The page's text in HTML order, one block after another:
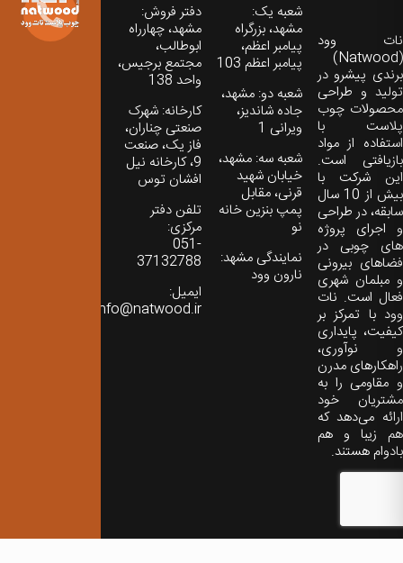
نات‌ وود
(Natwood)
برندی پیشرو در
تولید و طراحی
محصولات چوب
پلاست با
استفاده از مواد
بازیافتی است.
این شرکت با
بیش از 10 سال
سابقه، در طراحی
و اجرای پروژه
های چوبی در
فضاهای بیرونی
و مبلمان شهری
فعال است. نات
وود با تمرکز بر
کیفیت، پایداری
و نوآوری،
راهکارهای مدرن
و مقاومی را به
مشتریان خود
ارائه می‌دهد که
هم زیبا و هم
بادوام هستند.
شعبه یک:
مشهد، بزرگراه
پیامبر اعظم،
پیامبر اعظم 103
شعبه دو: مشهد،
جاده شاندیز،
ویرانی 1
شعبه سه: مشهد،
خیابان شهید
قرنی، مقابل
پمپ بنزین خانه
نو
نمایندگی مشهد:
نارون وود
دفتر فروش:
مشهد، چهارراه
ابوطالب،
مجتمع برجیس،
واحد 138
کارخانه: شهرک
صنعتی چناران،
فاز یک، صنعت
9، کارخانه نیل
افشان توس
تلفن دفتر
مرکزی:
051-
37132788
ایمیل:
info@natwood.ir